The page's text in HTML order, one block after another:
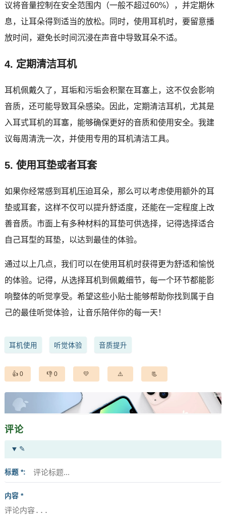
议将音量控制在安全范围内（一般不超过60%），并定期休
息，让耳朵得到适当的放松。同时，使用耳机时，要留意播
放时间，避免长时间沉浸在声音中导致耳朵不适。
4. 定期清洁耳机
耳机佩戴久了，耳垢和污垢会积聚在耳塞上，这不仅会影响
音质，还可能导致耳朵感染。因此，定期清洁耳机，尤其是
入耳式耳机的耳塞，能够确保更好的音质和使用安全。我建
议每周清洗一次，并使用专用的耳机清洁工具。
5. 使用耳垫或者耳套
如果你经常感到耳机压迫耳朵，那么可以考虑使用额外的耳
垫或耳套，这样不仅可以提升舒适度，还能在一定程度上改
善音质。市面上有多种材料的耳垫可供选择，记得选择适合
自己耳型的耳垫，以达到最佳的体验。
通过以上几点，我们可以在使用耳机时获得更为舒适和愉悦
的体验。记得，从选择耳机到佩戴细节，每一个环节都能影
响整体的听觉享受。希望这些小贴士能够帮助你找到属于自
己的最佳听觉体验，让音乐陪伴你的每一天！
耳机使用 听觉体验 音质提升
0 0
评论
✎
标题 *
内容 *